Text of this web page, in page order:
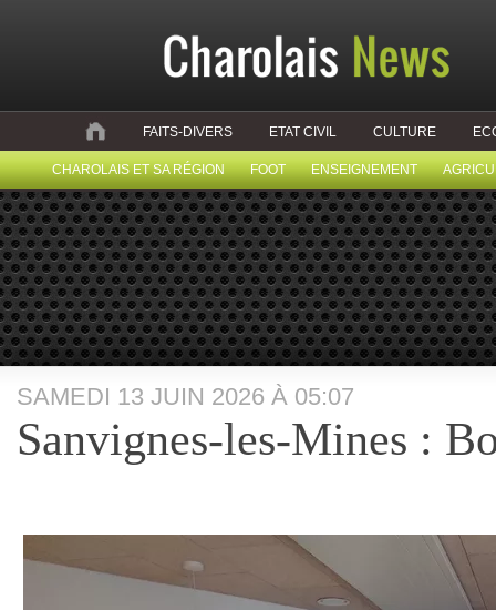
FAITS-DIVERS ETAT CIVIL CULTURE
CHAROLAIS ET SA RÉGION FOOT ENSEIGNEMENT
SAMEDI 13 JUIN 2026 À 05:07
Sanvignes-les-Mines :